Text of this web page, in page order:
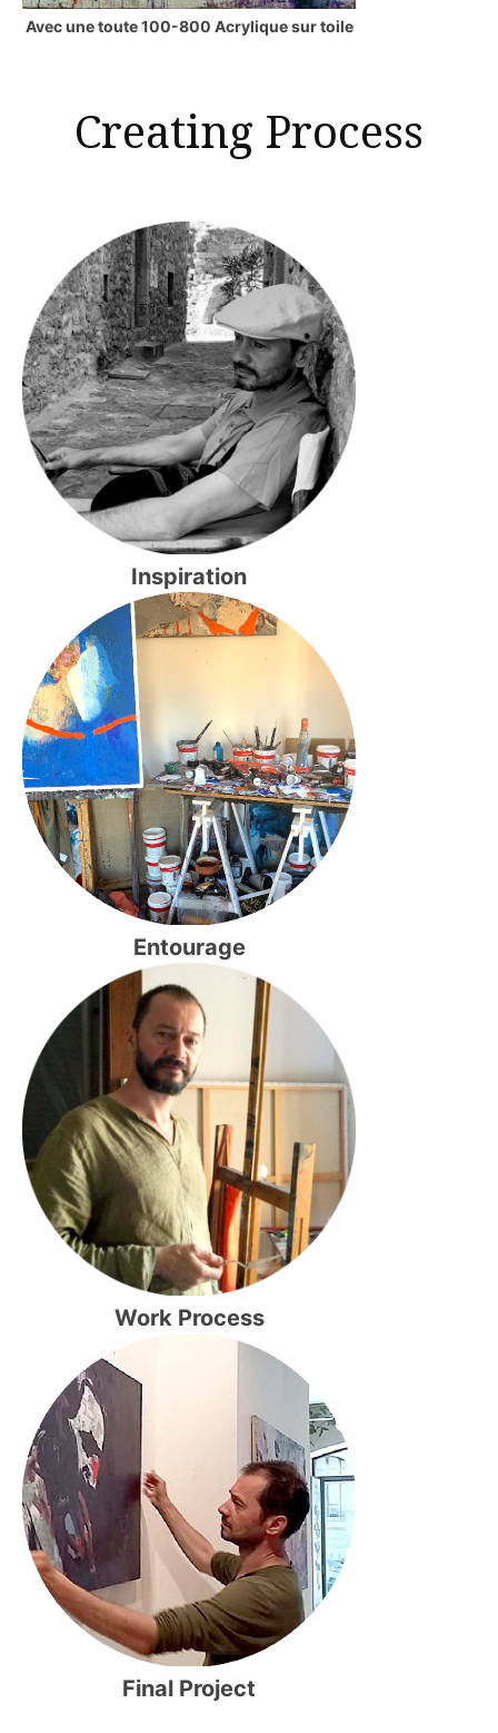
Avec une toute 100-800 Acrylique sur toile
Creating Process
Inspiration
Entourage
Work Process
Final Project